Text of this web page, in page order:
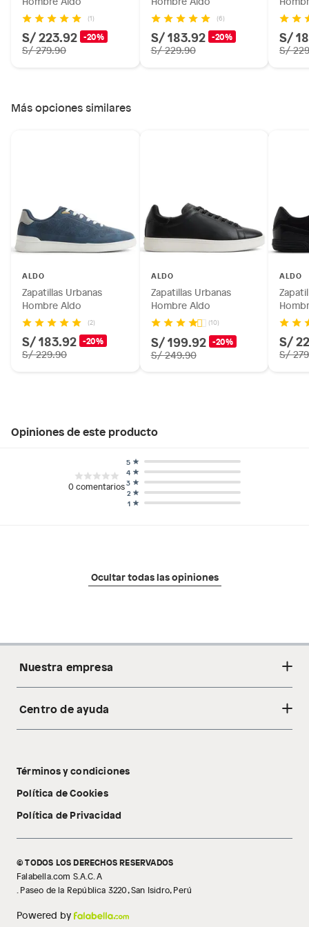
(1)
S/ 223.92 -20%
S/ 279.90
(6)
S/ 183.92 -20%
S/ 229.90
S/
S/
Más opciones similares
ALDO
Zapatillas Urbanas
Hombre Aldo
(2)
S/ 183.92 -20%
S/ 229.90
ALDO
Zapatillas Urbanas
Hombre Aldo
(10)
S/ 199.92 -20%
S/ 249.90
ALDO
S/
S/
Opiniones de este producto
0comentarios
1
2
3
4
5
Ocultar todas las opiniones
Nuestra empresa
Acerca de nosotros
Tecnología Pillow Walk
Centro de ayuda
Libro de reclamaciones
Términos y condiciones
Política de Cookies
Política de Privacidad
© TODOS LOS DERECHOS RESERVADOS
Falabella.com S.A.C. A
. Paseo de la República 3220, San Isidro, Perú
Powered by